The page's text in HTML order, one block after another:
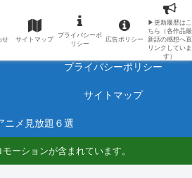
想をネタバレ有りで毎日更新しています。
プロフィール
プライバシーポリシー
サイトマップ
ニメ見放題６選
ーションが含まれています。
せ サイトマップ
プライバシーポ
リシー
広告ポリシー
▶更新履歴はこ
ちら（各作品最
新話の感想へ直
リンクしていま
す）